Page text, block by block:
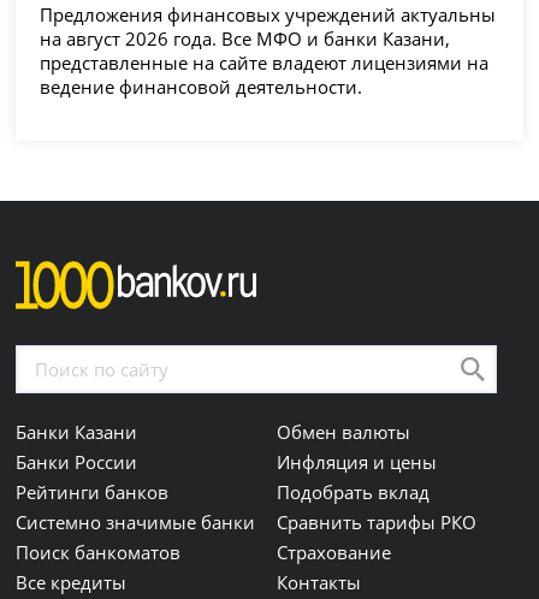
Предложения финансовых учреждений актуальны
на август 2026 года. Все МФО и банки Казани,
представленные на сайте владеют лицензиями на
ведение финансовой деятельности.
Банки Казани
Банки России
Рейтинги банков
Системно значимые банки
Поиск банкоматов
Все кредиты
Обмен валюты
Инфляция и цены
Подобрать вклад
Сравнить тарифы РКО
Страхование
Контакты